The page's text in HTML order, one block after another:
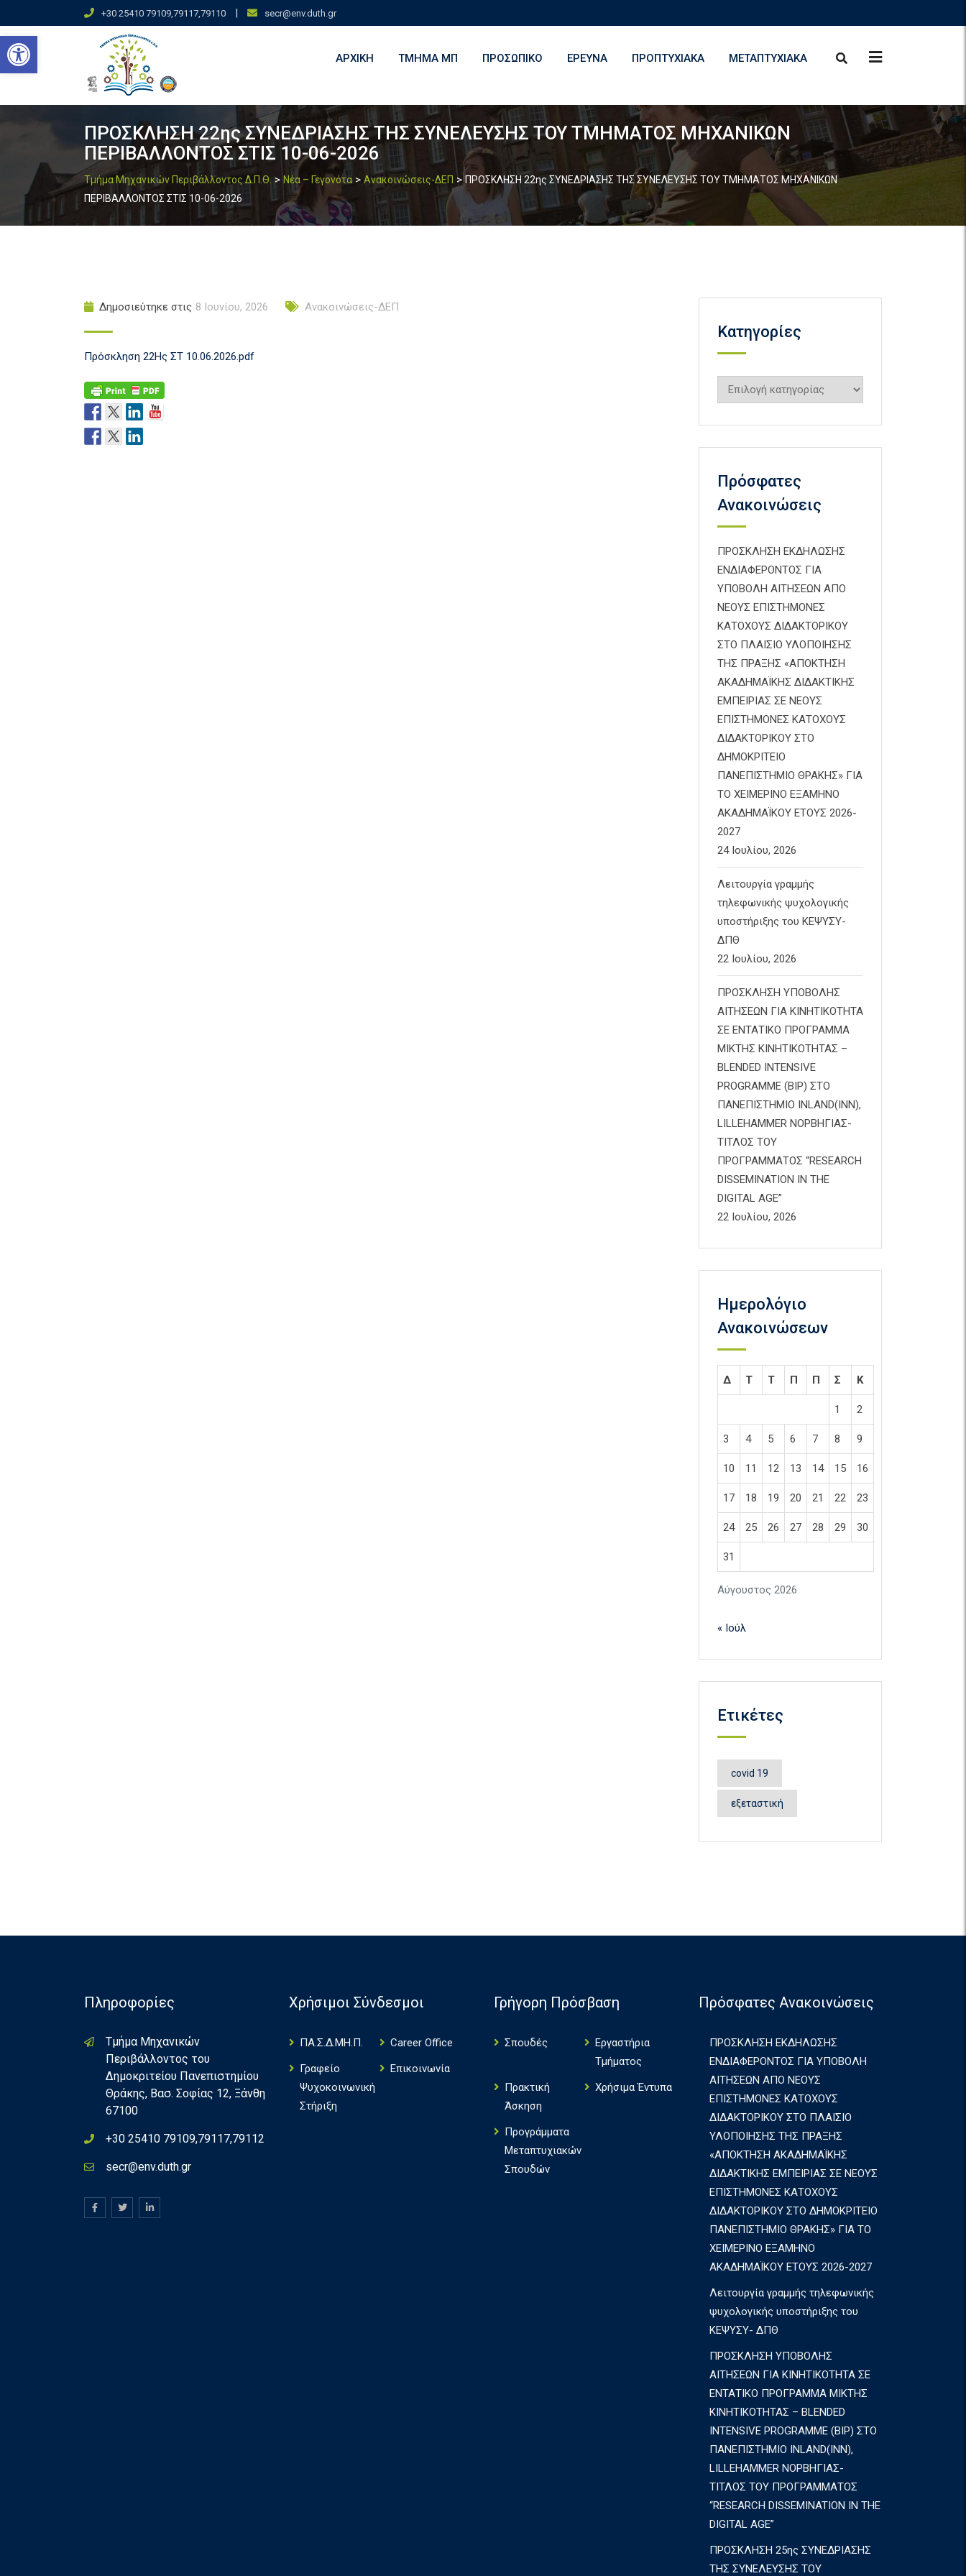
Ανοίξτε τη γραμμή εργαλείων
to
content
+30 25410 79109,79117,79110 | secr@env.duth.gr
ΑΡΧΙΚΉ ΤΜΉΜΑ ΜΠ ΠΡΟΣΩΠΙΚΌ ΈΡΕΥΝΑ ΠΡΟΠΤΥΧΙΑΚΆ ΜΕΤΑΠΤΥΧΙΑΚΆ
ΠΡΟΣΚΛΗΣΗ 22ης ΣΥΝΕΔΡΙΑΣΗΣ ΤΗΣ ΣΥΝΕΛΕΥΣΗΣ ΤΟΥ ΤΜΗΜΑΤΟΣ ΜΗΧΑΝΙΚΩΝ
ΠΕΡΙΒΑΛΛΟΝΤΟΣ ΣΤΙΣ 10-06-2026
Τμήμα Μηχανικών Περιβάλλοντος Δ.Π.Θ.> Νέα – Γεγονότα> Ανακοινώσεις-ΔΕΠ >ΠΡΟΣΚΛΗΣΗ 22ης ΣΥΝΕΔΡΙΑΣΗΣ ΤΗΣ ΣΥΝΕΛΕΥΣΗΣ ΤΟΥ ΤΜΗΜΑΤΟΣ ΜΗΧΑΝΙΚΩΝ
ΠΕΡΙΒΑΛΛΟΝΤΟΣ ΣΤΙΣ 10-06-2026
Δημοσιεύτηκε στις 8 Ιουνίου, 2026 Ανακοινώσεις-ΔΕΠ
Πρόσκληση 22Ης ΣΤ 10.06.2026.pdf
Kατηγορίες
Kατηγορίες
Πρόσφατες
Ανακοινώσεις
ΠΡΟΣΚΛΗΣΗ ΕΚΔΗΛΩΣΗΣ
ΕΝΔΙΑΦΕΡΟΝΤΟΣ ΓΙΑ
ΥΠΟΒΟΛΗ ΑΙΤΗΣΕΩΝ ΑΠΟ
ΝΕΟΥΣ ΕΠΙΣΤΗΜΟΝΕΣ
ΚΑΤΟΧΟΥΣ ΔΙΔΑΚΤΟΡΙΚΟΥ
ΣΤΟ ΠΛΑΙΣΙΟ ΥΛΟΠΟΙΗΣΗΣ
ΤΗΣ ΠΡΑΞΗΣ «ΑΠΟΚΤΗΣΗ
ΑΚΑΔΗΜΑΪΚΗΣ ΔΙΔΑΚΤΙΚΗΣ
ΕΜΠΕΙΡΙΑΣ ΣΕ ΝΕΟΥΣ
ΕΠΙΣΤΗΜΟΝΕΣ ΚΑΤΟΧΟΥΣ
ΔΙΔΑΚΤΟΡΙΚΟΥ ΣΤΟ
ΔΗΜΟΚΡΙΤΕΙΟ
ΠΑΝΕΠΙΣΤΗΜΙΟ ΘΡΑΚΗΣ» ΓΙΑ
ΤΟ ΧΕΙΜΕΡΙΝΟ ΕΞΑΜΗΝΟ
ΑΚΑΔΗΜΑΪΚΟΥ ΕΤΟΥΣ 2026-
2027
24 Ιουλίου, 2026
Λειτουργία γραμμής
τηλεφωνικής ψυχολογικής
υποστήριξης του ΚΕΨΥΣΥ-
ΔΠΘ
22 Ιουλίου, 2026
ΠΡΟΣΚΛΗΣΗ ΥΠΟΒΟΛΗΣ
ΑΙΤΗΣΕΩΝ ΓΙΑ ΚΙΝΗΤΙΚΟΤΗΤΑ
ΣΕ ΕΝΤΑΤΙΚΟ ΠΡΟΓΡΑΜΜΑ
ΜΙΚΤΗΣ ΚΙΝΗΤΙΚΟΤΗΤΑΣ –
BLENDED INTENSIVE
PROGRAMME (BIP) ΣΤΟ
ΠΑΝΕΠΙΣΤΗΜΙΟ INLAND(INN),
LILLEHAMMER ΝΟΡΒΗΓΙΑΣ-
ΤΙΤΛΟΣ ΤΟΥ
ΠΡΟΓΡΑΜΜΑΤΟΣ “RESEARCH
DISSEMINATION IN THE
DIGITAL AGE”
22 Ιουλίου, 2026
Ημερολόγιο
Ανακοινώσεων
Αύγουστος 2026
Δ Τ Τ Π Π Σ Κ
1 2
3 4 5 6 7 8 9
10 11 12 13 14 15 16
17 18 19 20 21 22 23
24 25 26 27 28 29 30
31
« Ιούλ
Ετικέτες
covid 19
εξεταστική
Πληροφορίες
Τμήμα Μηχανικών
Περιβάλλοντος του
Δημοκριτείου Πανεπιστημίου
Θράκης, Βασ. Σοφίας 12, Ξάνθη
67100
+30 25410 79109,79117,79112
secr@env.duth.gr
Χρήσιμοι Σύνδεσμοι
ΠΑ.Σ.Δ.ΜΗ.Π.
Career Office
Γραφείο
Ψυχοκοινωνική
Στήριξη
Επικοινωνία
Γρήγορη Πρόσβαση
Σπουδές
Εργαστήρια
Τμήματος
Πρακτική
Άσκηση
Χρήσιμα Έντυπα
Πρoγράμματα
Μεταπτυχιακών
Σπουδών
Πρόσφατες Ανακοινώσεις
ΠΡΟΣΚΛΗΣΗ ΕΚΔΗΛΩΣΗΣ
ΕΝΔΙΑΦΕΡΟΝΤΟΣ ΓΙΑ ΥΠΟΒΟΛΗ
ΑΙΤΗΣΕΩΝ ΑΠΟ ΝΕΟΥΣ
ΕΠΙΣΤΗΜΟΝΕΣ ΚΑΤΟΧΟΥΣ
ΔΙΔΑΚΤΟΡΙΚΟΥ ΣΤΟ ΠΛΑΙΣΙΟ
ΥΛΟΠΟΙΗΣΗΣ ΤΗΣ ΠΡΑΞΗΣ
«ΑΠΟΚΤΗΣΗ ΑΚΑΔΗΜΑΪΚΗΣ
ΔΙΔΑΚΤΙΚΗΣ ΕΜΠΕΙΡΙΑΣ ΣΕ ΝΕΟΥΣ
ΕΠΙΣΤΗΜΟΝΕΣ ΚΑΤΟΧΟΥΣ
ΔΙΔΑΚΤΟΡΙΚΟΥ ΣΤΟ ΔΗΜΟΚΡΙΤΕΙΟ
ΠΑΝΕΠΙΣΤΗΜΙΟ ΘΡΑΚΗΣ» ΓΙΑ ΤΟ
ΧΕΙΜΕΡΙΝΟ ΕΞΑΜΗΝΟ
ΑΚΑΔΗΜΑΪΚΟΥ ΕΤΟΥΣ 2026-2027
Λειτουργία γραμμής τηλεφωνικής
ψυχολογικής υποστήριξης του
ΚΕΨΥΣΥ- ΔΠΘ
ΠΡΟΣΚΛΗΣΗ ΥΠΟΒΟΛΗΣ
ΑΙΤΗΣΕΩΝ ΓΙΑ ΚΙΝΗΤΙΚΟΤΗΤΑ ΣΕ
ΕΝΤΑΤΙΚΟ ΠΡΟΓΡΑΜΜΑ ΜΙΚΤΗΣ
ΚΙΝΗΤΙΚΟΤΗΤΑΣ – BLENDED
INTENSIVE PROGRAMME (BIP) ΣΤΟ
ΠΑΝΕΠΙΣΤΗΜΙΟ INLAND(INN),
LILLEHAMMER ΝΟΡΒΗΓΙΑΣ-
ΤΙΤΛΟΣ ΤΟΥ ΠΡΟΓΡΑΜΜΑΤΟΣ
“RESEARCH DISSEMINATION IN THE
DIGITAL AGE”
ΠΡΟΣΚΛΗΣΗ 25ης ΣΥΝΕΔΡΙΑΣΗΣ
ΤΗΣ ΣΥΝΕΛΕΥΣΗΣ ΤΟΥ